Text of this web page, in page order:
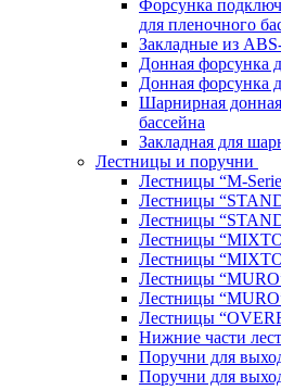
Форсунка
для пленочного
Закладные из
Донная форсунка
Донная форсунка
Шарнирная
бассейна
Закладная для
Лестницы и поручни
Лестницы “M-
Лестницы
Лестницы
Лестницы
Лестницы
Лестницы
Лестницы
Лестницы
Нижние части
Поручни для
Поручни для